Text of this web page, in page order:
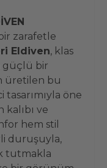
zarafetle
Eldiven, klas
güçlü bir
üretilen bu
tasarımıyla öne
ve
hem stil
duruşuyla,
tutmakla